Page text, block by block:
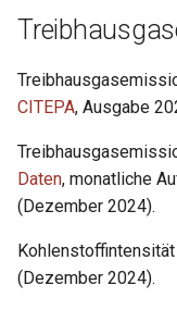
CITEPA, Ausgabe
Daten, monatliche
(Dezember 2024).
(Dezember 2024).